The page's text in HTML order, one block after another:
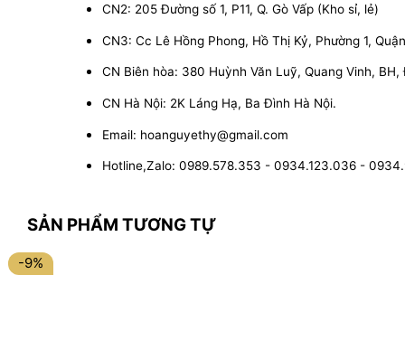
CN2: 205 Đường số 1, P11, Q. Gò Vấp (Kho sỉ, lẻ)
CN3: Cc Lê Hồng Phong, Hồ Thị Kỷ, Phường 1,
CN Biên hòa: 380 Huỳnh Văn Luỹ, Quang Vinh, BH,
CN Hà Nội: 2K Láng Hạ, Ba Đình Hà Nội.
Email: hoanguyethy@gmail.com
Hotline,Zalo: 0989.578.353 - 0934.123.036 -
SẢN PHẨM TƯƠNG TỰ
-9%